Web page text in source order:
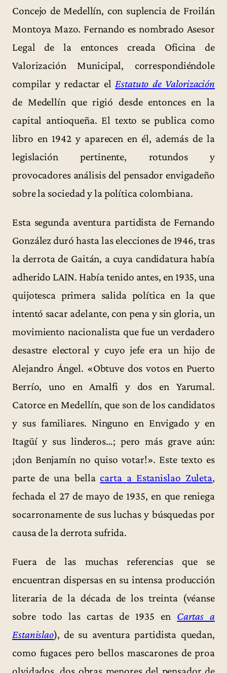
Concejo de Medellín, con suplencia de Froilán
Montoya Mazo. Fernando es nombrado Asesor
Legal de la entonces creada Oficina de
Valorización Municipal, correspondiéndole
compilar y redactar el Estatuto de Valorización
de Medellín que rigió desde entonces en la
capital antioqueña. El texto se publica como
libro en 1942 y aparecen en él, además de la
legislación pertinente, rotundos y
provocadores análisis del pensador envigadeño
sobre la sociedad y la política colombiana.
Esta segunda aventura partidista de Fernando
González duró hasta las elecciones de 1946, tras
la derrota de Gaitán, a cuya candidatura había
adherido LAIN. Había tenido antes, en 1935, una
quijotesca primera salida política en la que
intentó sacar adelante, con pena y sin gloria, un
movimiento nacionalista que fue un verdadero
desastre electoral y cuyo jefe era un hijo de
Alejandro Ángel. «Obtuve dos votos en Puerto
Berrío, uno en Amalfi y dos en Yarumal.
Catorce en Medellín, que son de los candidatos
y sus familiares. Ninguno en Envigado y en
Itagüí y sus linderos…; pero más grave aún:
¡don Benjamín no quiso votar!». Este texto es
parte de una bellacarta a Estanislao Zuleta,
fechada el 27 de mayo de 1935, en que reniega
socarronamente de sus luchas y búsquedas por
causa de la derrota sufrida.
Fuera de las muchas referencias que se
encuentran dispersas en su intensa producción
literaria de la década de los treinta (véanse
sobre todo las cartas de 1935 en Cartas a
Estanislao), de su aventura partidista quedan,
como fugaces pero bellos mascarones de proa